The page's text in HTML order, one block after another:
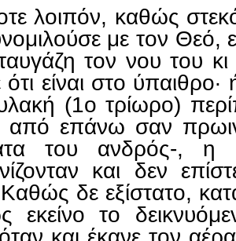
λοιπόν, καθώς
με τον Θεό,
τον νου του
ότι είναι στο
(1ο τρίωρο)
από επάνω σαν
του ανδρός-, η
και δεν
Καθώς δε εξίστατο,
εκείνο το